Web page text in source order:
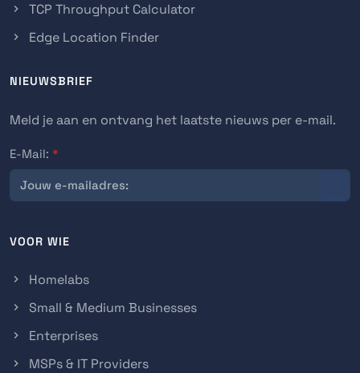
TCP Throughput Calculator
Edge Location Finder
NIEUWSBRIEF
Meld je aan en ontvang het laatste nieuws per e-mail.
E-Mail: *
VOOR WIE
Homelabs
Small & Medium Businesses
Enterprises
MSPs & IT Providers